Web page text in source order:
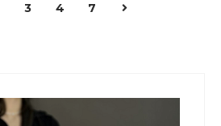
700 ₽
3 4 7